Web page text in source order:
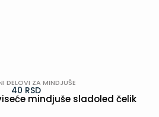
DELOVI ZA MINDJUŠE
40 RSD
mindjuše sladoled čelik